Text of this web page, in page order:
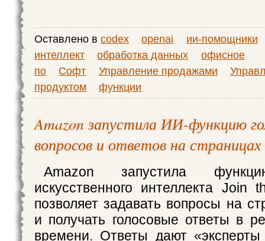
Оставлено в codex openai
ии-помощники
интеллект
обработка данных
офисное
по
Софт Управление продажами
продуктом
функции
Amazon запустила ИИ-функцию
вопросов и ответов на
Amazon запустила
искусственного интеллекта Join
позволяет задавать вопросы на
и получать голосовые ответы в
времени. Ответы дают